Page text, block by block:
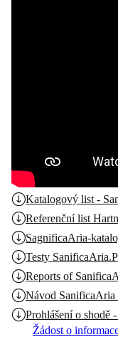
Katalogový list -
Referenční list
SagnificaAria-
Testy
Reports of
Návod SanificaAria
Prohlášení o shodě
Žádost o